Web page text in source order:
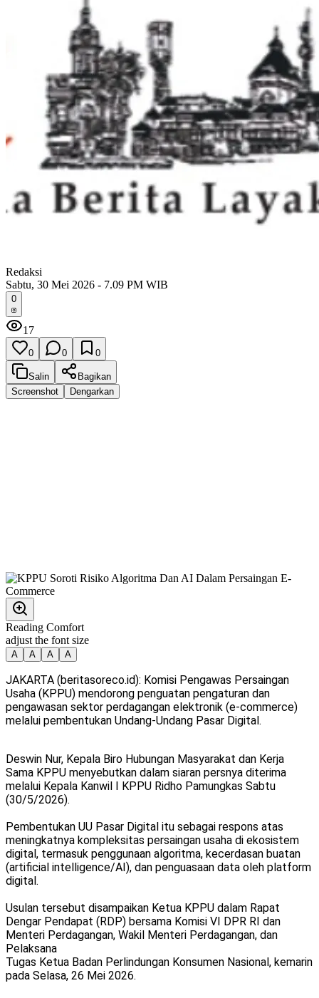
Redaksi
Sabtu, 30 Mei 2026 - 7.09 PM WIB
0
17
0 0 0
Salin
Bagikan
Screenshot
Dengarkan
Reading Comfort
adjust the font size
A A A A
JAKARTA (beritasoreco.id): Komisi Pengawas Persaingan
Usaha (KPPU) mendorong penguatan pengaturan dan
pengawasan sektor perdagangan elektronik (e-commerce)
melalui pembentukan Undang-Undang Pasar Digital.
Deswin Nur, Kepala Biro Hubungan Masyarakat dan Kerja
Sama KPPU menyebutkan dalam siaran persnya diterima
melalui Kepala Kanwil I KPPU Ridho Pamungkas Sabtu
(30/5/2026).
Pembentukan UU Pasar Digital itu sebagai respons atas
meningkatnya kompleksitas persaingan usaha di ekosistem
digital, termasuk penggunaan algoritma, kecerdasan buatan
(artificial intelligence/AI), dan penguasaan data oleh platform
digital.
Usulan tersebut disampaikan Ketua KPPU dalam Rapat
Dengar Pendapat (RDP) bersama Komisi VI DPR RI dan
Menteri Perdagangan, Wakil Menteri Perdagangan, dan
Pelaksana
Tugas Ketua Badan Perlindungan Konsumen Nasional, kemarin
pada Selasa, 26 Mei 2026.